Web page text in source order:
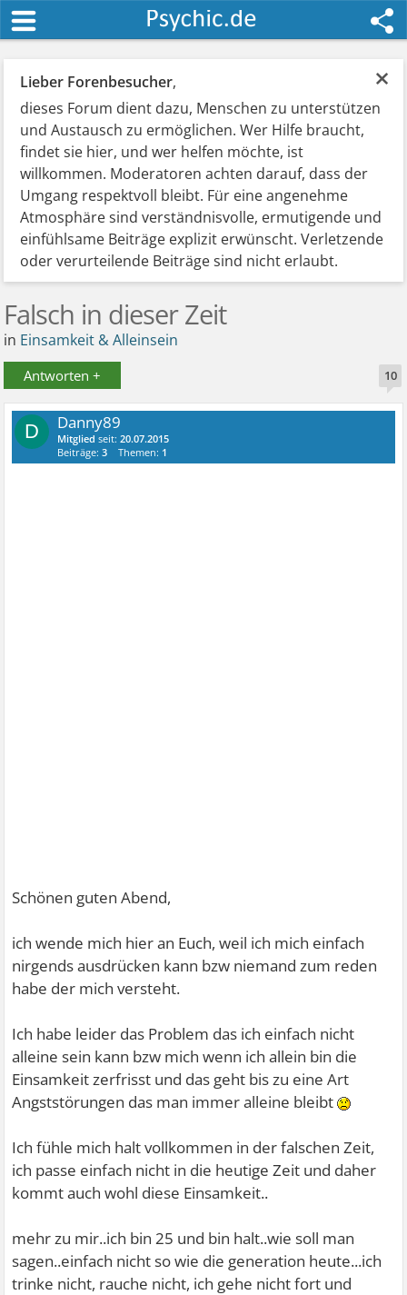
×
Lieber Forenbesucher,
dieses Forum dient dazu, Menschen zu unterstützen
und Austausch zu ermöglichen. Wer Hilfe braucht,
findet sie hier, und wer helfen möchte, ist
willkommen. Moderatoren achten darauf, dass der
Umgang respektvoll bleibt. Für eine angenehme
Atmosphäre sind verständnisvolle, ermutigende und
einfühlsame Beiträge explizit erwünscht. Verletzende
oder verurteilende Beiträge sind nicht erlaubt.
Falsch in dieser Zeit
in Einsamkeit & Alleinsein
Antworten + 10
D Danny89
Mitglied seit:20.07.2015
Beiträge:3 Themen: 1
Schönen guten Abend,
ich wende mich hier an Euch, weil ich mich einfach
nirgends ausdrücken kann bzw niemand zum reden
habe der mich versteht.
Ich habe leider das Problem das ich einfach nicht
alleine sein kann bzw mich wenn ich allein bin die
Einsamkeit zerfrisst und das geht bis zu eine Art
Angststörungen das man immer alleine bleibt
Ich fühle mich halt vollkommen in der falschen Zeit,
ich passe einfach nicht in die heutige Zeit und daher
kommt auch wohl diese Einsamkeit..
mehr zu mir..ich bin 25 und bin halt..wie soll man
sagen..einfach nicht so wie die generation heute...ich
trinke nicht, rauche nicht, ich gehe nicht fort und